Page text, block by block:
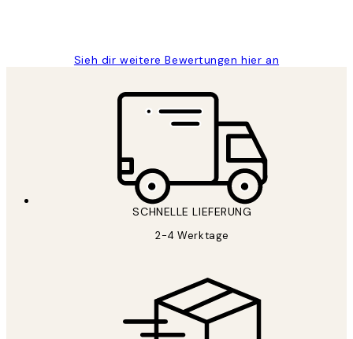
Sieh dir weitere Bewertungen hier an
SCHNELLE LIEFERUNG
2-4 Werktage